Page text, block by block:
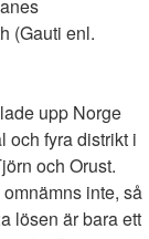
(Gauti enl.
upp Norge
och fyra distrikt i
och Orust.
inte, så
lösen är bara ett